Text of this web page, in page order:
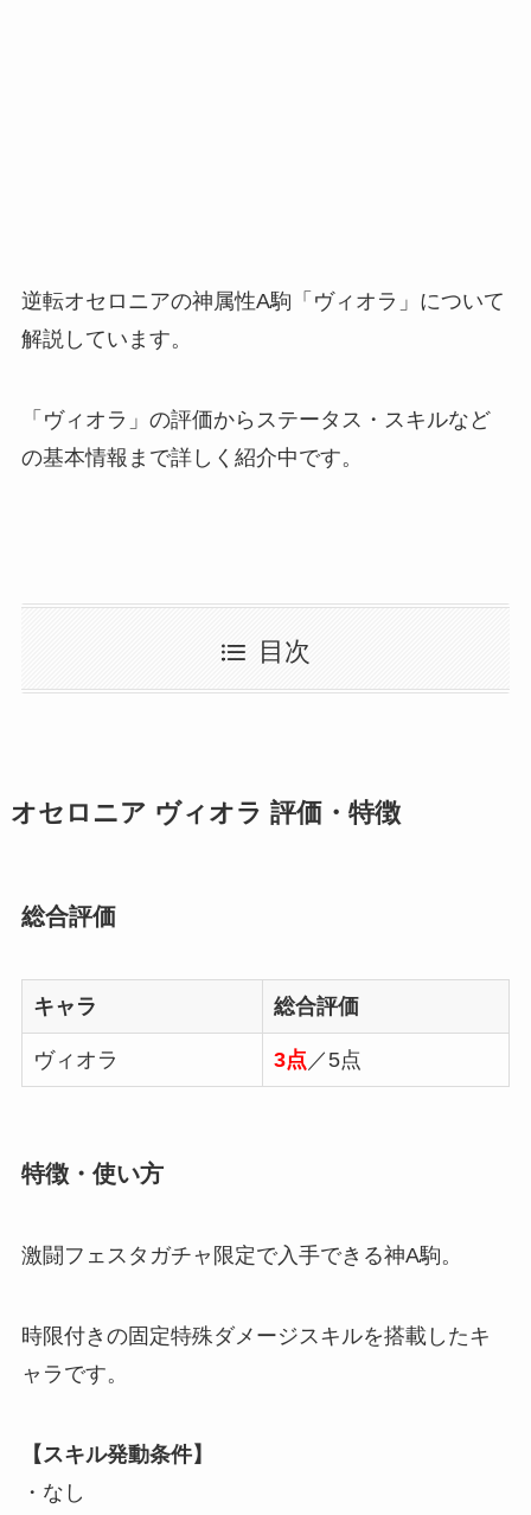
逆転オセロニアの神属性A駒「ヴィオラ」について
解説しています。
「ヴィオラ」の評価からステータス・スキルなど
の基本情報まで詳しく紹介中です。
目次
オセロニア ヴィオラ 評価・特徴
総合評価
キャラ 総合評価
ヴィオラ 3点 ／5点
特徴・使い方
激闘フェスタガチャ限定で入手できる神A駒。
時限付きの固定特殊ダメージスキルを搭載したキ
ャラです。
【スキル発動条件】
・なし